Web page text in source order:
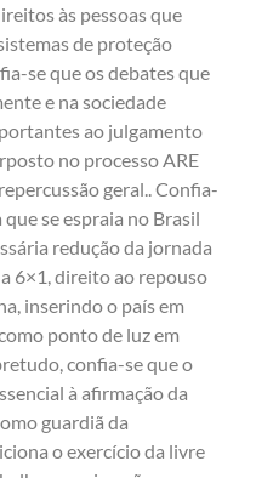
às pessoas que
de proteção
se que os debates que
e na sociedade
ao julgamento
no processo ARE
geral.. Confia-
se espraia no Brasil
redução da jornada
6×1, direito ao repouso
inserindo o país em
ponto de luz em
confia-se que o
à afirmação da
guardiã da
o exercício da livre